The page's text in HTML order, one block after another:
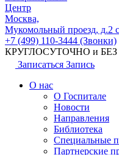
Центр
Москва,
Мукомольный проезд, д.2
+7 (499) 110-3444 (Звонки)
КРУГЛОСУТОЧНО и
Записаться Запись
О нас
О Госпитале
Новости
Направления
Библиотека
Специальные
Партнерские